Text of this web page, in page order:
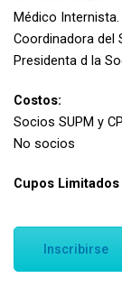
Médico Internista.
Coordinadora del
Presidenta d la
Costos:
Socios SUPM y
No socios
Cupos Limitados
Inscribirse